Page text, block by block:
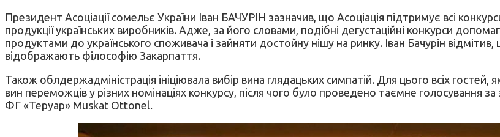
Президент Асоціації сомельє України Іван БАЧУРІН зазначив, що Асоціація підтримує всі
продукції українських виробників. Адже, за його словами, подібні дегустаційні конкурси
продуктами до українського споживача і зайняти достойну нішу на ринку. Іван Бачурін
відображають філософію Закарпаття.
Також облдержадміністрація ініціювала вибір вина глядацьких симпатій. Для цього всіх
вин переможців у різних номінаціях конкурсу, після чого було проведено таємне
ФГ «Теруар» Muskat Ottonel.